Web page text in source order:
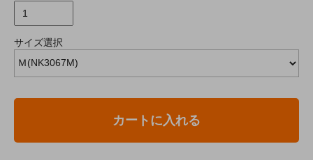
サイズ選択
カートに入れる